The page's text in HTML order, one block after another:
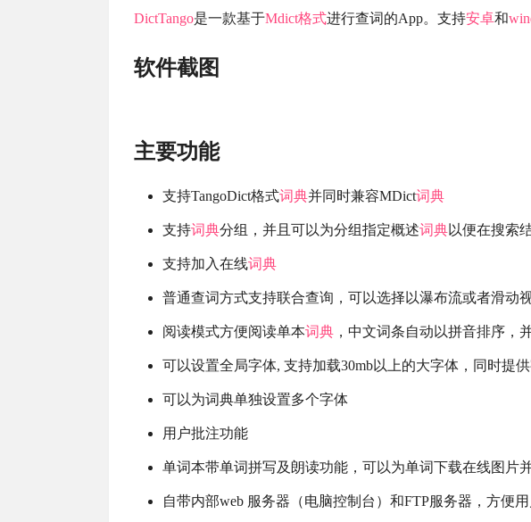
DictTango是一款基于Mdict格式进行查词的App。支持安卓和
软件截图
主要功能
支持TangoDict格式词典并同时兼容MDict词典
支持词典分组，并且可以为分组指定概述词典以便在搜索
支持加入在线词典
普通查词方式支持联合查询，可以选择以瀑布流或者滑动
阅读模式方便阅读单本词典 ，中文词条自动以拼音排序，
可以设置全局字体, 支持加载30mb以上的大字体，同时提
可以为词典单独设置多个字体
用户批注功能
单词本带单词拼写及朗读功能，可以为单词下载在线图片
自带内部web 服务器（电脑控制台）和FTP服务器，方便